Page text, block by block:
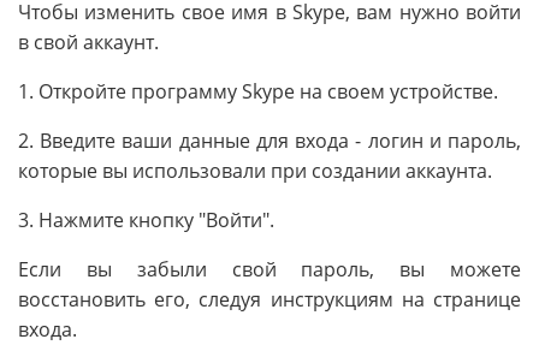
Чтобы изменить свое имя в Skype, вам нужно войти
в свой аккаунт.
1. Откройте программу Skype на своем устройстве.
2. Введите ваши данные для входа - логин и пароль,
которые вы использовали при создании аккаунта.
3. Нажмите кнопку "Войти".
Если вы забыли свой пароль, вы можете
восстановить его, следуя инструкциям на странице
входа.